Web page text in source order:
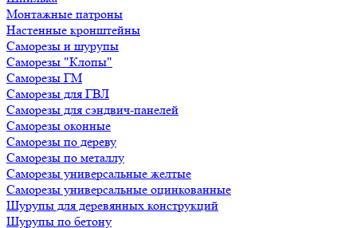
Монтажные патроны
Настенные кронштейны
Саморезы и шурупы
Саморезы "Клопы"
Саморезы ГМ
Саморезы для ГВЛ
Саморезы для сэндвич-панелей
Саморезы оконные
Саморезы по дереву
Саморезы по металлу
Саморезы универсальные желтые
Саморезы универсальные оцинкованные
Шурупы для деревянных конструкций
Шурупы по бетону